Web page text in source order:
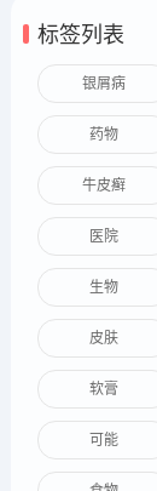
标签列表
银屑病
药物
牛皮癣
医院
生物
皮肤
软膏
可能